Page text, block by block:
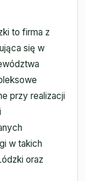
to firma z
się w
przy realizacji
w takich
oraz